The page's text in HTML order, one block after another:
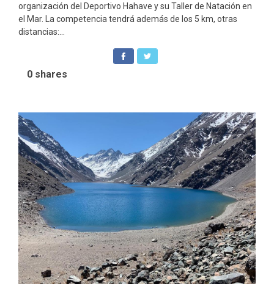
organización del Deportivo Hahave y su Taller de Natación en
el Mar. La competencia tendrá además de los 5 km, otras
distancias:...
0 shares